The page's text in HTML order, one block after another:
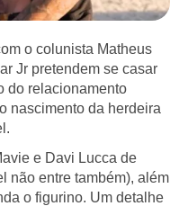
o colunista Matheus
Jr pretendem se casar
do relacionamento
nascimento da herdeira
e Davi Lucca de
não entre também), além
o figurino. Um detalhe